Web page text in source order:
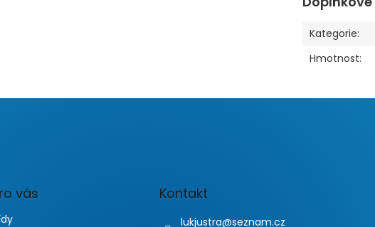
Kategorie:
Hmotnost:
vás Kontakt
lukjustra@seznam.cz